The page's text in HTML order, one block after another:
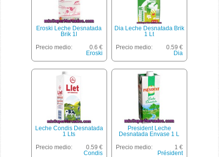
Eroski Leche Desnatada
Brik 1l
Precio medio:
0.6 €
Eroski
Dia Leche Desnatada Brik
1 Lt
Precio medio:
0.59 €
Dia
Leche Condis Desnatada
1 Lts
Precio medio:
0.59 €
Condis
President Leche
Desnatada Envase 1 L
Precio medio:
1 €
Président